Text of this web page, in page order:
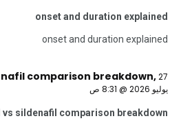
onset and duration explained
onset and duration explained
comparison breakdown,27
يوليو 2026 @ 8:31 ص
vs sildenafil comparison breakdown